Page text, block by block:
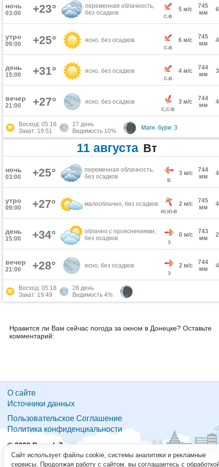
ночь
03:00 +23°
переменная облачность,
без осадков
С-В
5 м/с
745
мм
утро
09:00 +25° ясно, без осадков
С-В
6 м/с
745
мм
день
15:00 +31° ясно, без осадков
С-В
4 м/с
744
мм
вечер
21:00 +27° ясно, без осадков
С,С-В
3 м/с
744
мм
Восход: 05:16
Закат: 19:51
27 день
Видимость 10%
Магн. бури: 3
11 августа Вт
ночь
03:00 +25°
переменная облачность,
без осадков
В
3 м/с
744
мм
утро
09:00 +27° малооблачно, без осадков
Ю,Ю-В
2 м/с
745
мм
день
15:00 +34°
облачно с прояснениями,
без осадков
З
0 м/с
743
мм
вечер
21:00 +28° ясно, без осадков
З
2 м/с
744
мм
Восход: 05:18
Закат: 19:49
28 день
Видимость 4%
Нравится ли Вам сейчас погода за окном в Донецке? Оставьте
комментарий:
О сайте
Источники данных
Пользовательское Соглашение
Политика конфиденциальности
© 2026 Pogoda7.ru
Сайт использует файлы cookie, системы аналитики и рекламные
сервисы. Продолжая работу с сайтом, вы соглашаетесь с